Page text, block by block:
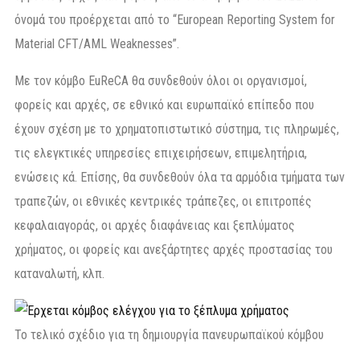
όνομά του προέρχεται από το “European Reporting System for
Material CFT/AML Weaknesses”.
Με τον κόμβο EuReCA θα συνδεθούν όλοι οι οργανισμοί,
φορείς και αρχές, σε εθνικό και ευρωπαϊκό επίπεδο που
έχουν σχέση με το χρηματοπιστωτικό σύστημα, τις πληρωμές,
τις ελεγκτικές υπηρεσίες επιχειρήσεων, επιμελητήρια,
ενώσεις κά. Επίσης, θα συνδεθούν όλα τα αρμόδια τμήματα των
τραπεζών, οι εθνικές κεντρικές τράπεζες, οι επιτροπές
κεφαλαιαγοράς, οι αρχές διαφάνειας και ξεπλύματος
χρήματος, οι φορείς και ανεξάρτητες αρχές προστασίας του
καταναλωτή, κλπ.
Το τελικό σχέδιο για τη δημιουργία πανευρωπαϊκού κόμβου